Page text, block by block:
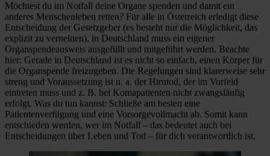
Möchtest du im Notfall deine Organe spenden und damit ein
anderes Menschenleben retten? Für alle in Österreich erledigt diese
Entscheidung der Gesetzgeber (es besteht nur die Möglichkeit, das
explizit zu verneinen), in Deutschland muss ein eigener
Organspendeausweis ausgefüllt und mitgeführt werden. Beachte
hier: Gerade in Deutschland ist es nicht so einfach, einen Körper für
die Organspende freizugeben. Die Regelungen sind klarerweise sehr
streng und Voraussetzung ist u. a. der Hirntod, der im Vorfeld
eintreten muss und z. B. bei Komapatienten nicht zwangsläufig
erfolgt. Was du tun kannst: Schließe am besten eine
Patientenverfügung und eine Vorsorgevollmacht ab. Somit kann
entschieden werden, wer im Notfall – das bedeutet auch bei
Entscheidungen über Leben und Tod – für dich verantwortlich ist.